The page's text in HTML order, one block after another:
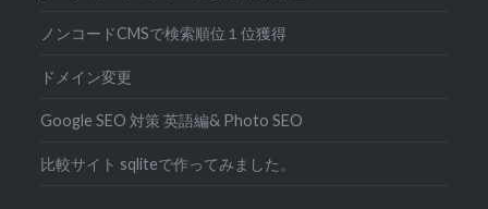
ノンコードCMSで検索順位１位獲得
ドメイン変更
Google SEO 対策 英語編& Photo SEO
比較サイト sqliteで作ってみました。